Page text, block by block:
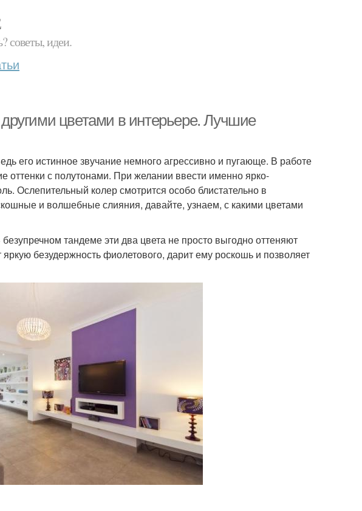
советы, идеи.
цветами в интерьере. Лучшие
его истинное звучание немного агрессивно и пугающе. В работе
оттенки с полутонами. При желании ввести именно ярко-
Ослепительный колер смотрится особо блистательно в
и волшебные слияния, давайте, узнаем, с какими цветами
тандеме эти два цвета не просто выгодно оттеняют
безудержность фиолетового, дарит ему роскошь и позволяет